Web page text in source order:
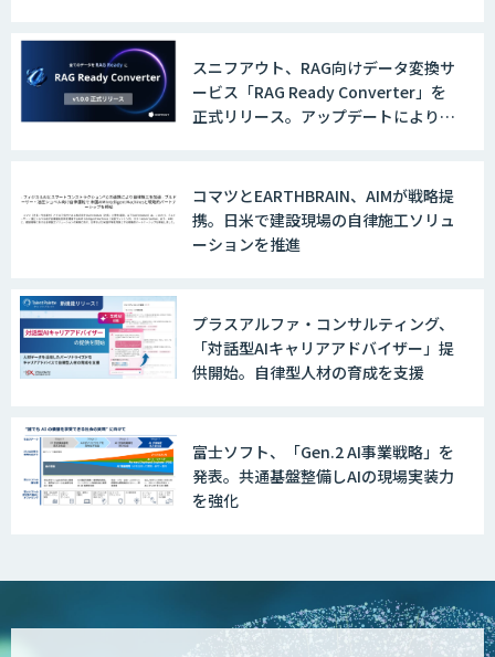
スニフアウト、RAG向けデータ変換サ
ービス「RAG Ready Converter」を
正式リリース。アップデートにより変
コマツとEARTHBRAIN、AIMが戦略提
携。日米で建設現場の自律施工ソリュ
ーションを推進
プラスアルファ・コンサルティング、
「対話型AIキャリアアドバイザー」提
供開始。自律型人材の育成を支援
富士ソフト、「Gen.2 AI事業戦略」を
発表。共通基盤整備しAIの現場実装力
を強化